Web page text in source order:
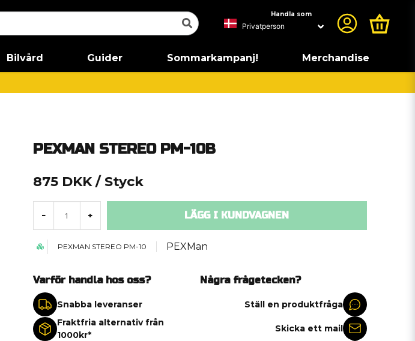
Handla som
Bilvård Guider Sommarkampanj! Merchandise
PEXMAN STEREO PM-10B
875 DKK / Styck
- + LÄGG I KUNDVAGNEN
PEXMAN STEREO PM-10 PEXMan
Varför handla hos oss?
Snabba leveranser
Fraktfria alternativ från
1000kr*
Några frågetecken?
Ställ en produktfråga
Skicka ett mail